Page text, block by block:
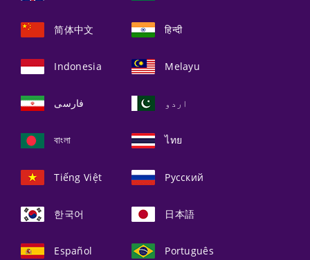
简体中文 हिन्दी
Indonesia Melayu
فارسی اردو
বাংলা ไทย
Tiếng Việt Русский
한국어 日本語
Español Português